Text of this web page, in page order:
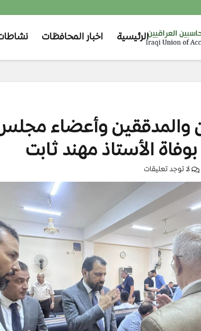
الرئيسية اخبار المحافظات
والمدققين وأعضاء مجلس
الأستاذ مهند ثابت
لا توجد تعليقات